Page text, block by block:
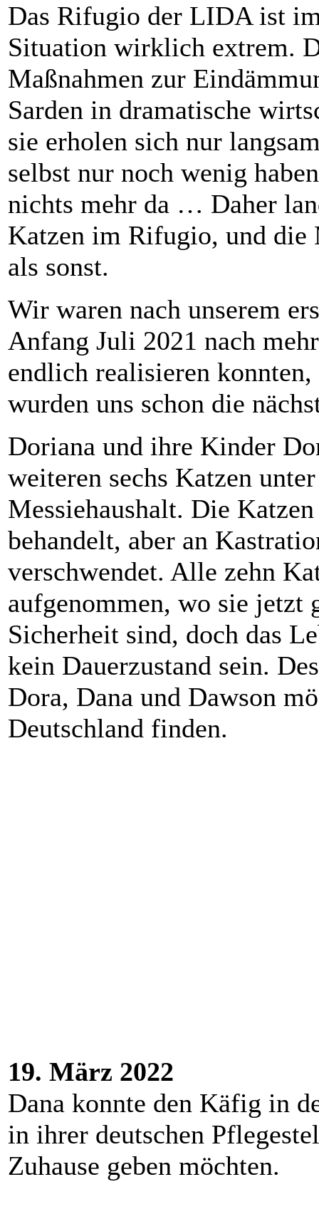
Das Rifugio der LIDA ist
Situation wirklich extrem.
Maßnahmen zur
Sarden in dramatische
sie erholen sich nur
selbst nur noch wenig
nichts mehr da … Daher
Katzen im Rifugio, und die
als sonst.
Wir waren nach unserem
Anfang Juli 2021 nach
endlich realisieren
wurden uns schon die
Doriana und ihre Kinder
weiteren sechs Katzen
Messiehaushalt. Die
behandelt, aber an
verschwendet. Alle zehn
aufgenommen, wo sie jetzt
Sicherheit sind, doch das
kein Dauerzustand sein.
Dora, Dana und Dawson
Deutschland finden.
19. März 2022
Dana konnte den Käfig in
in ihrer deutschen
Zuhause geben möchten.